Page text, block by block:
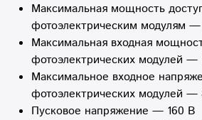
Максимальная мощность
фотоэлектрическим модулям
Максимальная входная
фотоэлектрических модулей —
Максимальное входное
фотоэлектрических модулей
Пусковое напряжение — 160 В